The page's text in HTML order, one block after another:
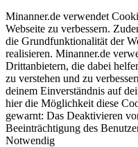
Minanner.de verwendet
Webseite zu verbessern.
die Grundfunktionalität der
realisieren. Minanner.de
Drittanbietern, die dabei
zu verstehen und zu
deinem Einverständnis auf
hier die Möglichkeit diese
gewarnt: Das Deaktivieren
Beeinträchtigung des
Notwendig